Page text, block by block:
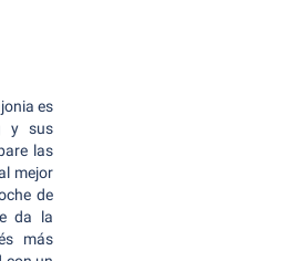
es
y sus
las
mejor
de
da la
más